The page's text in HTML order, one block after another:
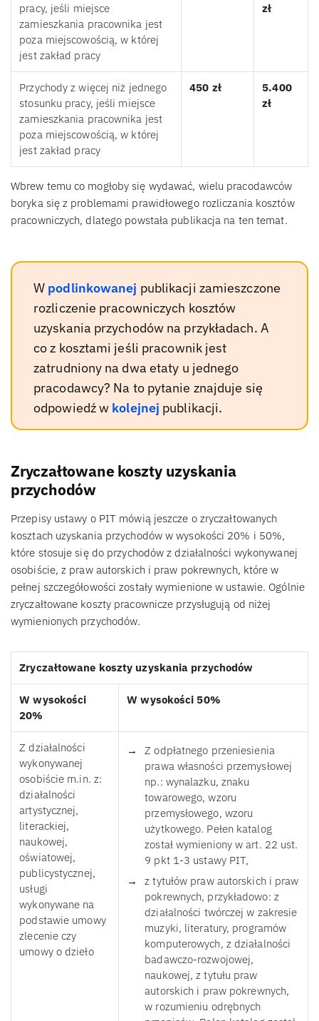
pracy, jeśli miejsce
zamieszkania pracownika jest
poza miejscowością, w której
jest zakład pracy
zł
Przychody z więcej niż jednego
stosunku pracy, jeśli miejsce
zamieszkania pracownika jest
poza miejscowością, w której
jest zakład pracy
450 zł
5.400
zł
Wbrew temu co mogłoby się wydawać, wielu pracodawców
boryka się z problemami prawidłowego rozliczania kosztów
pracowniczych, dlatego powstała publikacja na ten temat.
W podlinkowanej publikacji zamieszczone
rozliczenie pracowniczych kosztów
uzyskania przychodów na przykładach. A
co z kosztami jeśli pracownik jest
zatrudniony na dwa etaty u jednego
pracodawcy? Na to pytanie znajduje się
odpowiedź w kolejnej publikacji.
Zryczałtowane koszty uzyskania
przychodów
Przepisy ustawy o PIT mówią jeszcze o zryczałtowanych
kosztach uzyskania przychodów w wysokości 20% i 50%,
które stosuje się do przychodów z działalności wykonywanej
osobiście, z praw autorskich i praw pokrewnych, które w
pełnej szczegółowości zostały wymienione w ustawie. Ogólnie
zryczałtowane koszty pracownicze przysługują od niżej
wymienionych przychodów.
Zryczałtowane koszty uzyskania przychodów
W wysokości
20%
W wysokości 50%
Z działalności
wykonywanej
osobiście m.in. z:
działalności
artystycznej,
literackiej,
naukowej,
oświatowej,
publicystycznej,
usługi
wykonywane na
podstawie umowy
zlecenie czy
umowy o dzieło
Z odpłatnego przeniesienia
prawa własności przemysłowej
np.: wynalazku, znaku
towarowego, wzoru
przemysłowego, wzoru
użytkowego. Pełen katalog
został wymieniony w art. 22 ust.
9 pkt 1-3 ustawy PIT,
z tytułów praw autorskich i praw
pokrewnych, przykładowo: z
działalności twórczej w zakresie
muzyki, literatury, programów
komputerowych, z działalności
badawczo-rozwojowej,
naukowej, z tytułu praw
autorskich i praw pokrewnych,
w rozumieniu odrębnych